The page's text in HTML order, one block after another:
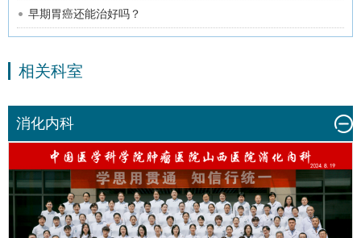
早期胃癌还能治好吗？
相关科室
消化内科